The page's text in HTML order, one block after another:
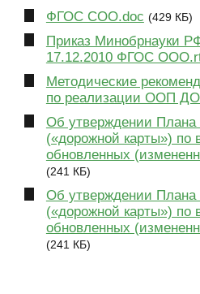
ФГОС СОО.doc (429 КБ)
Приказ Минобрнауки
17.12.2010 ФГОС
Методические
по реализации ООП
Об утверждении Плана
(«дорожной карты») по
обновленных
(241 КБ)
Об утверждении Плана
(«дорожной карты») по
обновленных
(241 КБ)